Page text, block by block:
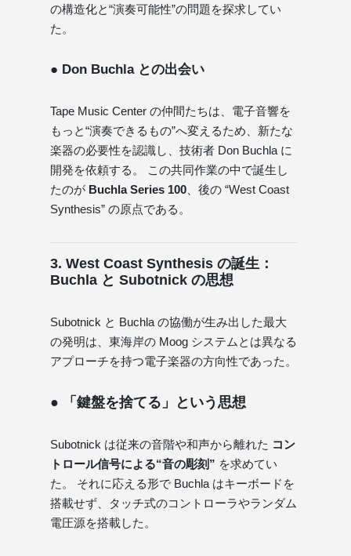
の構造化と“演奏可能性”の問題を探求してい
た。
● Don Buchla との出会い
Tape Music Center の仲間たちは、電子音響を
もっと“演奏できるもの”へ変えるため、新たな
楽器の必要性を認識し、技術者 Don Buchla に
開発を依頼する。 この共同作業の中で誕生し
たのが Buchla Series 100 、後の “West Coast
Synthesis” の原点である。
3. West Coast Synthesis の誕生：
Buchla と Subotnick の思想
Subotnick と Buchla の協働が生み出した最大
の発明は、東海岸の Moog システムとは異なる
アプローチを持つ電子楽器の方向性であった。
● 「鍵盤を捨てる」という思想
Subotnick は従来の音階や和声から離れた コン
トロール信号による“音の彫刻” を求めてい
た。 それに応える形で Buchla はキーボードを
搭載せず、タッチ式のコントローラやランダム
電圧源を搭載した。